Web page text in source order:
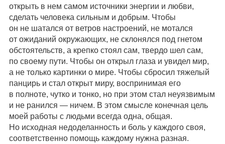
открыть в нем самом источники энергии и любви,
сделать человека сильным и добрым. Чтобы
он не шатался от ветров настроений, не мотался
от ожиданий окружающих, не склонялся под гнетом
обстоятельств, а крепко стоял сам, твердо шел сам,
по своему пути. Чтобы он открыл глаза и увидел мир,
а не только картинки о мире. Чтобы сбросил тяжелый
панцирь и стал открыт миру, воспринимая его
в полноте, чутко и тонко, но при этом стал неуязвимым
и не ранился — ничем. В этом смысле конечная цель
моей работы с людьми всегда одна, общая.
Но исходная недоделанность и боль у каждого своя,
соответственно помощь каждому нужна разная.